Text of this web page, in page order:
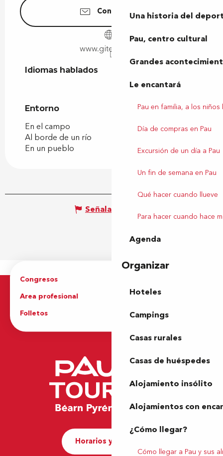
Una historia del
Pau, centro cultural
Grandes
Le encantará
Pau en familia, a los niños
Día de compras en Pau
Excursión de un día a Pau
Un fin de semana en Pau
Qué hacer cuando llueve
Para hacer cuando hace
Agenda
Organizar
Hoteles
Campings
Casas rurales
Casas de huéspedes
Alojamiento insólito
Alojamientos con
¿Cómo llegar?
Cómo llegar a Pau y sus
Contáctenos
www.gites64.com
Idiomas hablados
Idiomas hablados
Entorno
Entorno
En el campo
Al borde de un río
En un pueblo
Señalar un error
Congresos
Area profesional
Prensa
Folletos
Oficina de Turismo
Horarios y contacto